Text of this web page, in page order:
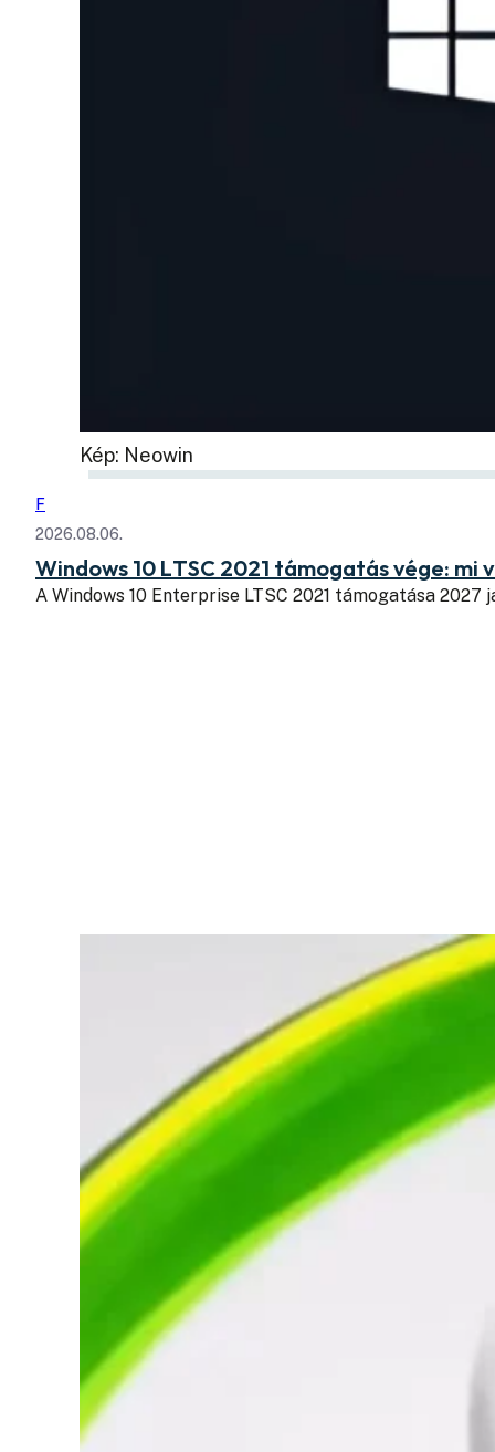
Kép: Neowin
F
2026.08.06.
Windows 10 LTSC 2021 támogatás vége: mi
A Windows 10 Enterprise LTSC 2021 támogatása 2027